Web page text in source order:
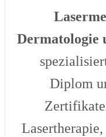
Dermatologie
Diplom